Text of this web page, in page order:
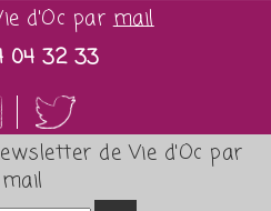
d'Oc parmail
04 32 33
de Vie d'Oc par
mail